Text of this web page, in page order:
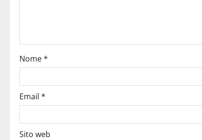
Nome*
Email *
Sito web